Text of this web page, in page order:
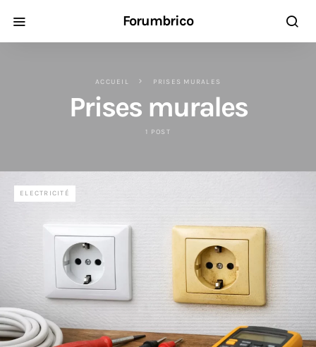
Forumbrico
ACCUEIL PRISES MURALES
Prises murales
1 POST
ELECTRICITÉ